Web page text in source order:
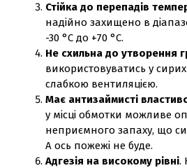
Стійка до перепадів
надійно захищено в
-30 °С до +70 °С.
Не схильна до утворення
використовуватись у
слабкою вентиляцією.
Має антизаймисті
у місці обмотки можливе
неприємного запаху, що
А ось пожежі не буде.
Адгезія на високому рівні.